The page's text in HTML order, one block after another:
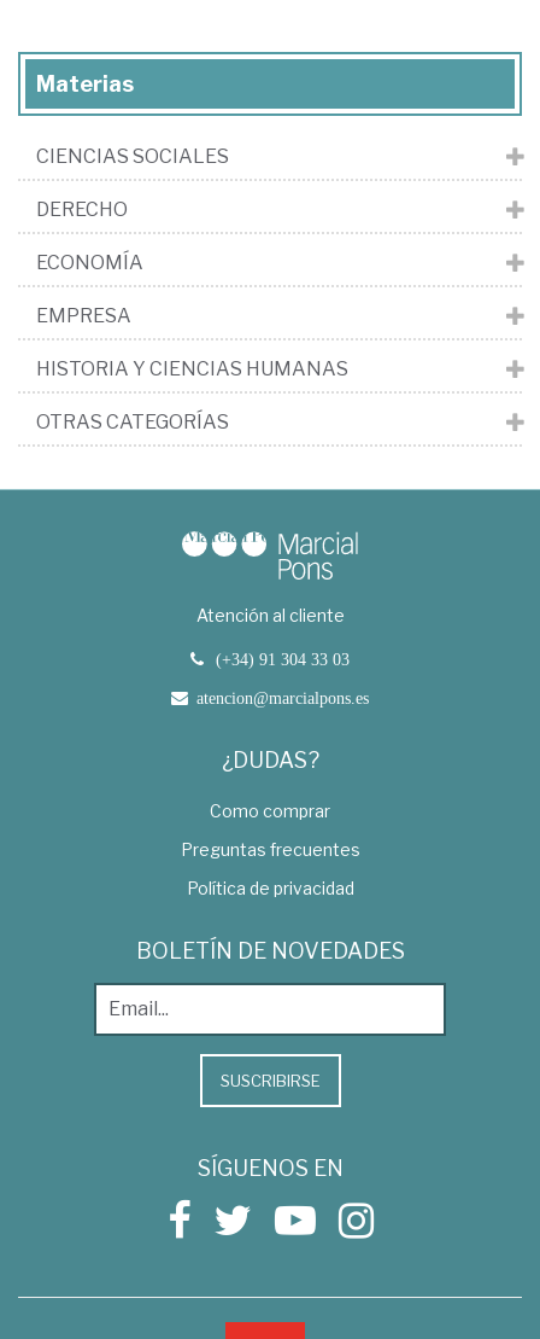
Materias
CIENCIAS SOCIALES
DERECHO
ECONOMÍA
EMPRESA
HISTORIA Y CIENCIAS HUMANAS
OTRAS CATEGORÍAS
Atención al cliente
(+34) 91 304 33 03
atencion@marcialpons.es
¿DUDAS?
Como comprar
Preguntas frecuentes
Política de privacidad
BOLETÍN DE NOVEDADES
SUSCRIBIRSE
SÍGUENOS EN